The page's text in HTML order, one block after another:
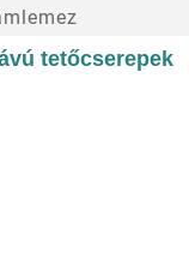
tetőcserepek